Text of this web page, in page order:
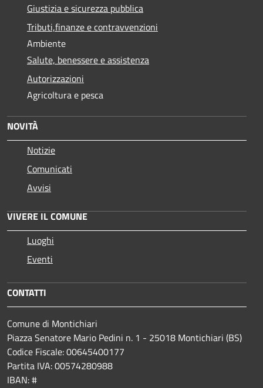
Giustizia e sicurezza pubblica
Tributi,finanze e contravvenzioni
Ambiente
Salute, benessere e assistenza
Autorizzazioni
Agricoltura e pesca
NOVITÀ
Notizie
Comunicati
Avvisi
VIVERE IL COMUNE
Luoghi
Eventi
CONTATTI
Comune di Montichiari
Piazza Senatore Mario Pedini n. 1 - 25018 Montichiari (BS)
Codice Fiscale: 00645400177
Partita IVA: 00574280988
IBAN: #